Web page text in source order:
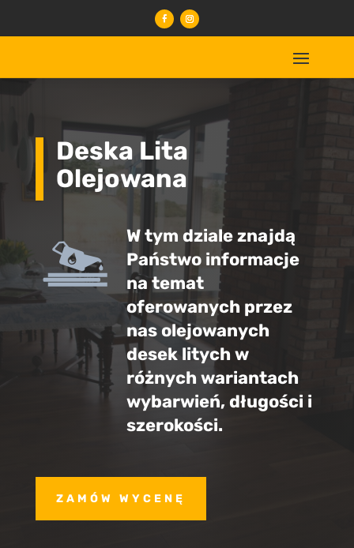
Deska Lita
Olejowana
W tym dziale znajdą
Państwo informacje
na temat
oferowanych przez
nas olejowanych
desek litych w
różnych wariantach
wybarwień, długości i
szerokości.
ZAMÓW WYCENĘ